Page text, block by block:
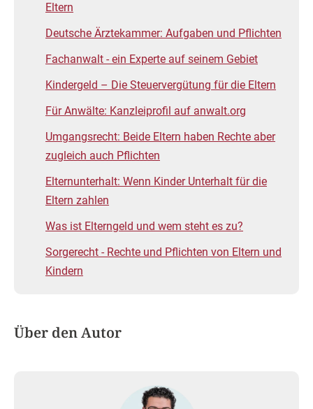
Eltern
Deutsche Ärztekammer: Aufgaben und Pflichten
Fachanwalt - ein Experte auf seinem Gebiet
Kindergeld – Die Steuervergütung für die Eltern
Für Anwälte: Kanzleiprofil auf anwalt.org
Umgangsrecht: Beide Eltern haben Rechte aber
zugleich auch Pflichten
Elternunterhalt: Wenn Kinder Unterhalt für die
Eltern zahlen
Was ist Elterngeld und wem steht es zu?
Sorgerecht - Rechte und Pflichten von Eltern und
Kindern
Über den Autor